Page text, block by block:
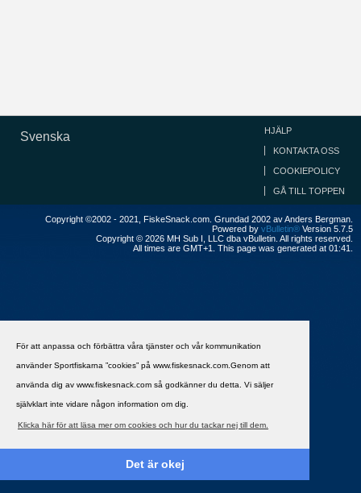
För att anpassa och förbättra våra tjänster och vår kommunikation
använder Sportfiskarna ”cookies” på www.fiskesnack.com.Genom att
använda dig av www.fiskesnack.com så godkänner du detta. Vi säljer
självklart inte vidare någon information om dig.
Klicka här för att läsa mer om cookies och hur du tackar nej till dem.
Det är okej
Svenska HJÄLP
KONTAKTA OSS
COOKIEPOLICY
GÅ TILL TOPPEN
Copyright ©2002 - 2021, FiskeSnack.com. Grundad 2002 av Anders Bergman.
Powered by vBulletin® Version 5.7.5
Copyright © 2026 MH Sub I, LLC dba vBulletin. All rights reserved.
All times are GMT+1. This page was generated at 01:41.